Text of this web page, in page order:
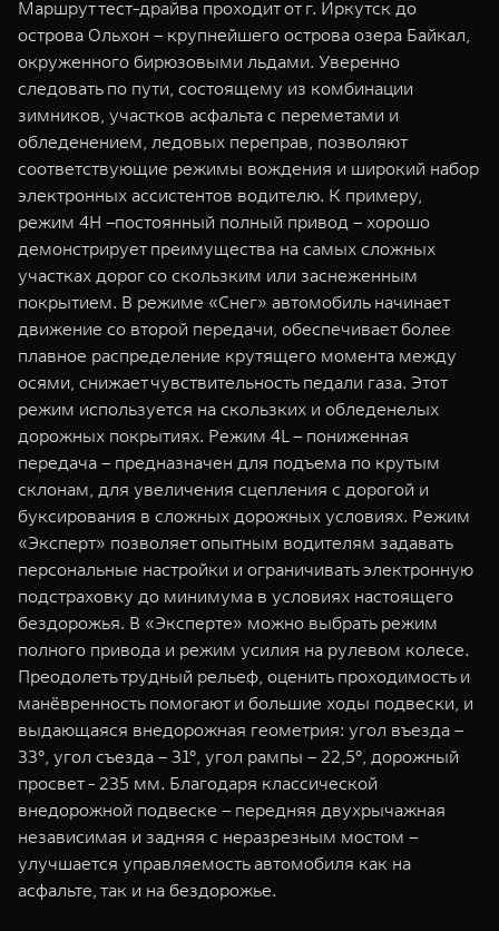
от 6 449 000 ₽ от 8 099
Маршрут тест-драйва проходит от г. Иркутск до
острова Ольхон – крупнейшего острова озера Байкал,
окруженного бирюзовыми льдами. Уверенно
следовать по пути, состоящему из комбинации
зимников, участков асфальта с переметами и
обледенением, ледовых переправ, позволяют
соответствующие режимы вождения и широкий набор
электронных ассистентов водителю. К примеру,
режим 4H –постоянный полный привод – хорошо
демонстрирует преимущества на cамых сложных
участках дорог со скользким или заснеженным
покрытием. В режиме «Снег» автомобиль начинает
движение со второй передачи, обеспечивает более
плавное распределение крутящего момента между
осями, снижает чувствительность педали газа. Этот
режим используется на скользких и обледенелых
дорожных покрытиях. Режим 4L – пониженная
передача – предназначен для подъема по крутым
склонам, для увеличения сцепления с дорогой и
буксирования в сложных дорожных условиях. Режим
«Эксперт» позволяет опытным водителям задавать
персональные настройки и ограничивать электронную
подстраховку до минимума в условиях настоящего
бездорожья. В «Эксперте» можно выбрать режим
полного привода и режим усилия на рулевом колесе.
Преодолеть трудный рельеф, оценить проходимость и
манёвренность помогают и большие ходы подвески, и
выдающаяся внедорожная геометрия: угол въезда –
33°, угол съезда – 31°, угол рампы – 22,5°, дорожный
просвет - 235 мм. Благодаря классической
внедорожной подвеске – передняя двухрычажная
независимая и задняя с неразрезным мостом –
улучшается управляемость автомобиля как на
асфальте, так и на бездорожье.